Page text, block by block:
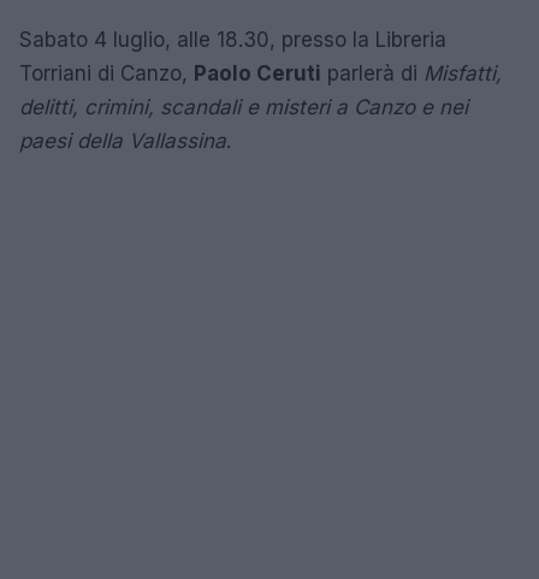
Sabato 4 luglio, alle 18.30, presso la Libreria
Torriani di Canzo, Paolo Ceruti parlerà di Misfatti,
delitti, crimini, scandali e misteri a Canzo e nei
paesi della Vallassina.